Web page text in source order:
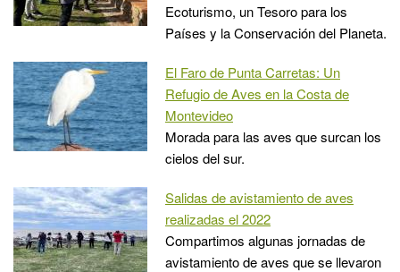
Ecoturismo, un Tesoro para los
Países y la Conservación del Planeta.
El Faro de Punta Carretas: Un
Refugio de Aves en la Costa de
Montevideo
Morada para las aves que surcan los
cielos del sur.
Salidas de avistamiento de aves
realizadas el 2022
Compartimos algunas jornadas de
avistamiento de aves que se llevaron